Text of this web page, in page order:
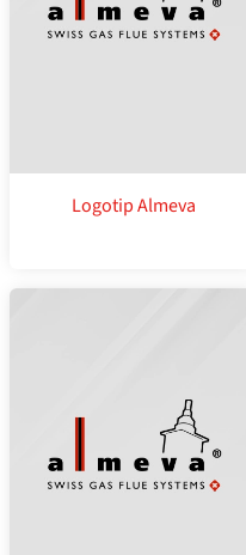
Logotip Almeva